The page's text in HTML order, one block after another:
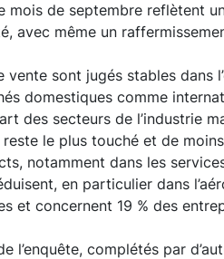
mois de septembre reflètent
avec même un
vente sont jugés stables dans
domestiques comme
des secteurs de l’industrie
le plus touché et de
notamment dans les
en particulier dans
et concernent 19 % des
l’enquête, complétés par